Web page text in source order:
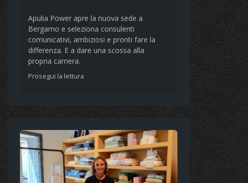
Apulia Power apre la nuova sede a
Bergamo e seleziona consulenti
comunicativi, ambiziosi e pronti fare la
differenza. E a dare una scossa alla
propria carriera.
Prosegui la lettura